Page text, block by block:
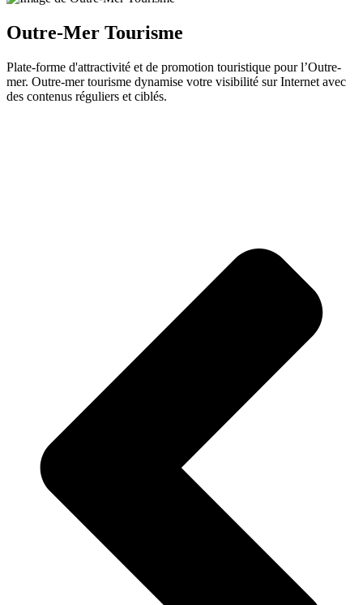
Outre-Mer Tourisme
Plate-forme d'attractivité et de promotion touristique pour l’Outre-
mer. Outre-mer tourisme dynamise votre visibilité sur Internet avec
des contenus réguliers et ciblés.